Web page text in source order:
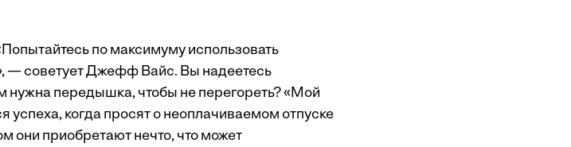
по максимуму использовать
— советует Джефф Вайс. Вы надеетесь
передышка, чтобы не перегореть? «Мой
успеха, когда просят о неоплачиваемом отпуске
они приобретают нечто, что может